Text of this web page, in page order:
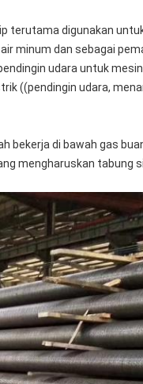
terutama digunakan
minum dan sebagai
udara untuk
((pendingin udara,
bekerja di bawah gas
mengharuskan tabung